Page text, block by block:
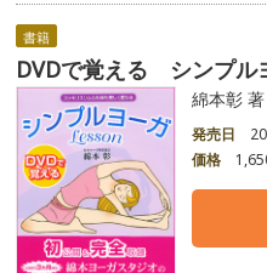
書籍
DVDで覚える シンプル
綿本彰 著
発売日
価格